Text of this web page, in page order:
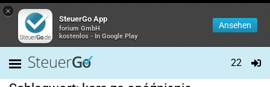
×
SteuerGo App
forium GmbH
kostenlos - In Google Play
Ansehen
22